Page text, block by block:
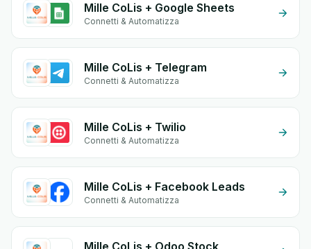
Mille CoLis + Google Sheets
Connetti & Automatizza
Mille CoLis + Telegram
Connetti & Automatizza
Mille CoLis + Twilio
Connetti & Automatizza
Mille CoLis + Facebook Leads
Connetti & Automatizza
Mille CoLis + Odoo Stock